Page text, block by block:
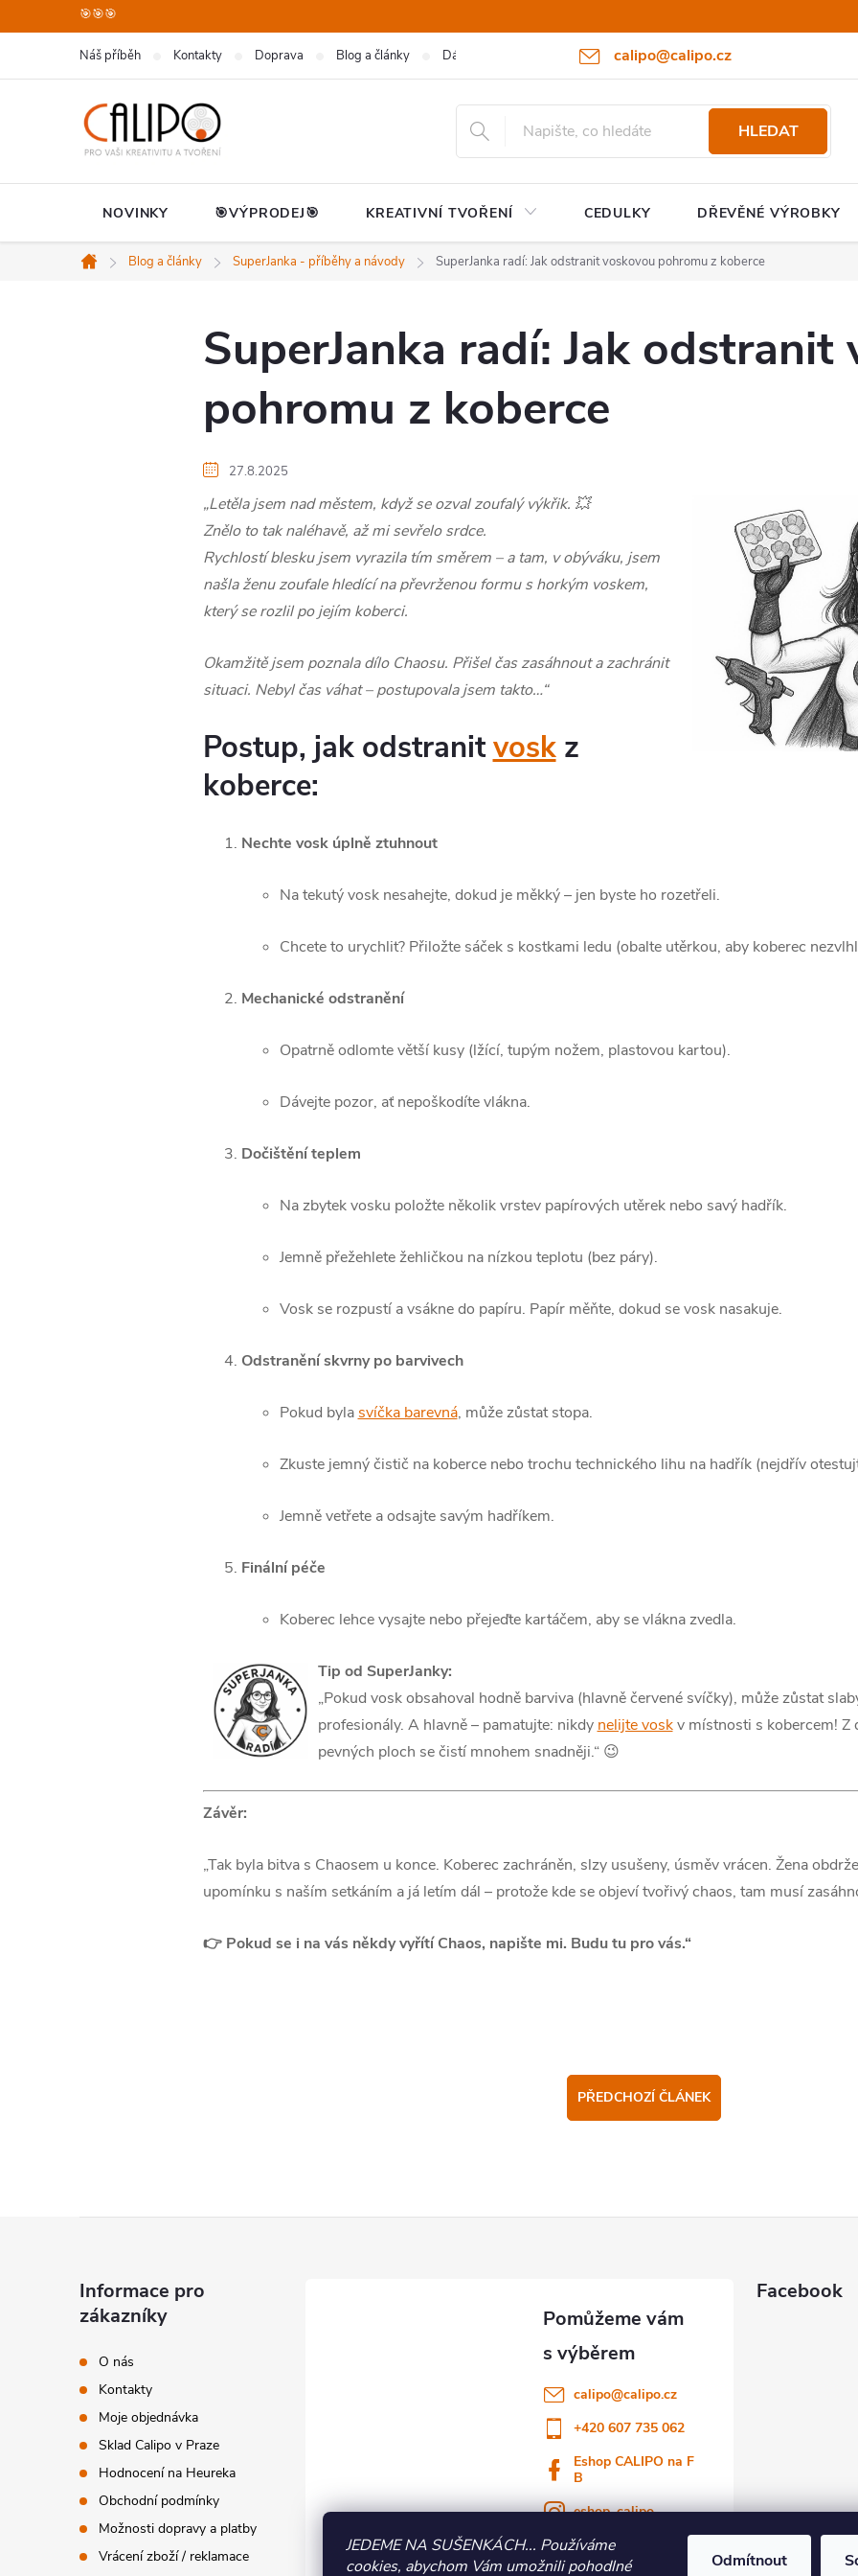
JEDEME NA SUŠENKÁCH... Používáme
cookies, abychom Vám umožnili pohodlné
Odmítnout
na
🎯🎯🎯
calipo@calipo.cz
Náš příběh Kontakty Doprava Blog a články Dárkové poukazy Hodnocení obchodu Moje objednávka
HLEDAT
NOVINKY 🎯VÝPRODEJ🎯 KREATIVNÍ TVOŘENÍ CEDULKY DŘEVĚNÉ VÝROBKY
Domů
Blog a články SuperJanka - příběhy a návody SuperJanka radí: Jak odstranit voskovou pohromu z koberce
SuperJanka radí: Jak odstranit
pohromu z koberce
27.8.2025
„Letěla jsem nad městem, když se ozval zoufalý výkřik. 💥
Znělo to tak naléhavě, až mi sevřelo srdce.
Rychlostí blesku jsem vyrazila tím směrem – a tam, v obýváku, jsem
našla ženu zoufale hledící na převrženou formu s horkým voskem,
který se rozlil po jejím koberci.
Okamžitě jsem poznala dílo Chaosu. Přišel čas zasáhnout a zachránit
situaci. Nebyl čas váhat – postupovala jsem takto…“
Postup, jak odstranitvoskz
koberce:
Nechte vosk úplně ztuhnout
Na tekutý vosk nesahejte, dokud je měkký – jen byste ho rozetřeli.
Chcete to urychlit? Přiložte sáček s kostkami ledu (obalte utěrkou, aby koberec
Mechanické odstranění
Opatrně odlomte větší kusy (lžící, tupým nožem, plastovou kartou).
Dávejte pozor, ať nepoškodíte vlákna.
Dočištění teplem
Na zbytek vosku položte několik vrstev papírových utěrek nebo savý hadřík.
Jemně přežehlete žehličkou na nízkou teplotu (bez páry).
Vosk se rozpustí a vsákne do papíru. Papír měňte, dokud se vosk nasakuje.
Odstranění skvrny po barvivech
Pokud bylasvíčka barevná, může zůstat stopa.
Zkuste jemný čistič na koberce nebo trochu technického lihu na hadřík (nejdřív
Jemně vetřete a odsajte savým hadříkem.
Finální péče
Koberec lehce vysajte nebo přejeďte kartáčem, aby se vlákna zvedla.
Tip od SuperJanky:
„Pokud vosk obsahoval hodně barviva (hlavně červené svíčky), může zůstat
profesionály. A hlavně – pamatujte: nikdy nelijte voskv místnosti s kobercem! Z
pevných ploch se čistí mnohem snadněji.“ 😉
Závěr:
„Tak byla bitva s Chaosem u konce. Koberec zachráněn, slzy usušeny, úsměv vrácen. Žena
upomínku s naším setkáním a já letím dál – protože kde se objeví tvořivý chaos, tam musí
👉 Pokud se i na vás někdy vyřítí Chaos, napište mi. Budu tu pro vás.“
PŘEDCHOZÍ ČLÁNEK
Informace pro
zákazníky
O nás
Kontakty
Moje objednávka
Sklad Calipo v Praze
Hodnocení na Heureka
Obchodní podmínky
Možnosti dopravy a platby
Vrácení zboží / reklamace
calipo@calipo.cz
+420 607 735 062
Eshop CALIPO na F
B
eshop_calipo
Youtube CALIPO
Facebook